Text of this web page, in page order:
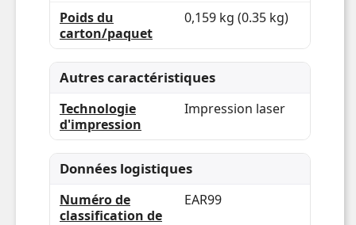
Avec des consommables remanufacturés
fabriquées à partir de plus de 90% de
matériaux recyclés, nous permettons
ensemble une économie circulaire.